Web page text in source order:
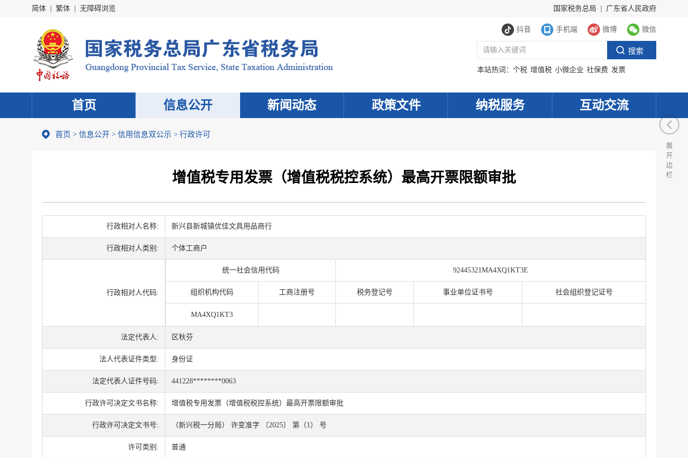
简体 繁体 无障碍浏览 国家税务总局 广东省人民政府
抖音 手机端 微博 微信
本站热词： 个税 增值税 小微企业 社保费 发票
首页 信息公开 新闻动态 政策文件 纳税服务 互动交流
首页 > 信息公开 > 信用信息双公示 > 行政许可
增值税专用发票（增值税税控系统）最高开票限额审批
行政相对人名称: 新兴县新城镇优佳文具用品商行
行政相对人类别: 个体工商户
行政相对人代码:
统一社会信用代码 92445321MA4XQ1KT3E
组织机构代码 工商注册号 税务登记号 事业单位证书号 社会组织登记证号
MA4XQ1KT3
法定代表人: 区秋芬
法人代表证件类型: 身份证
法定代表人证件号码: 441228********0063
行政许可决定文书名称: 增值税专用发票（增值税税控系统）最高开票限额审批
行政许可决定文书号: （新兴税一分局） 许变准字 〔2025〕 第（1） 号
许可类别: 普通
展
开
边
栏